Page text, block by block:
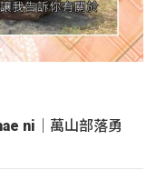
ni｜萬山部落勇